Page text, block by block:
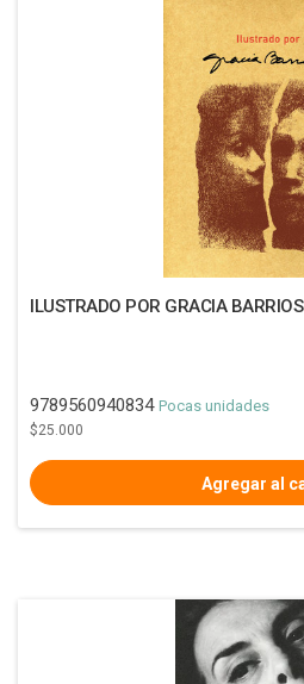
ILUSTRADO POR GRACIA BARRIOS
9789560940834 Pocas unidades
$25.000